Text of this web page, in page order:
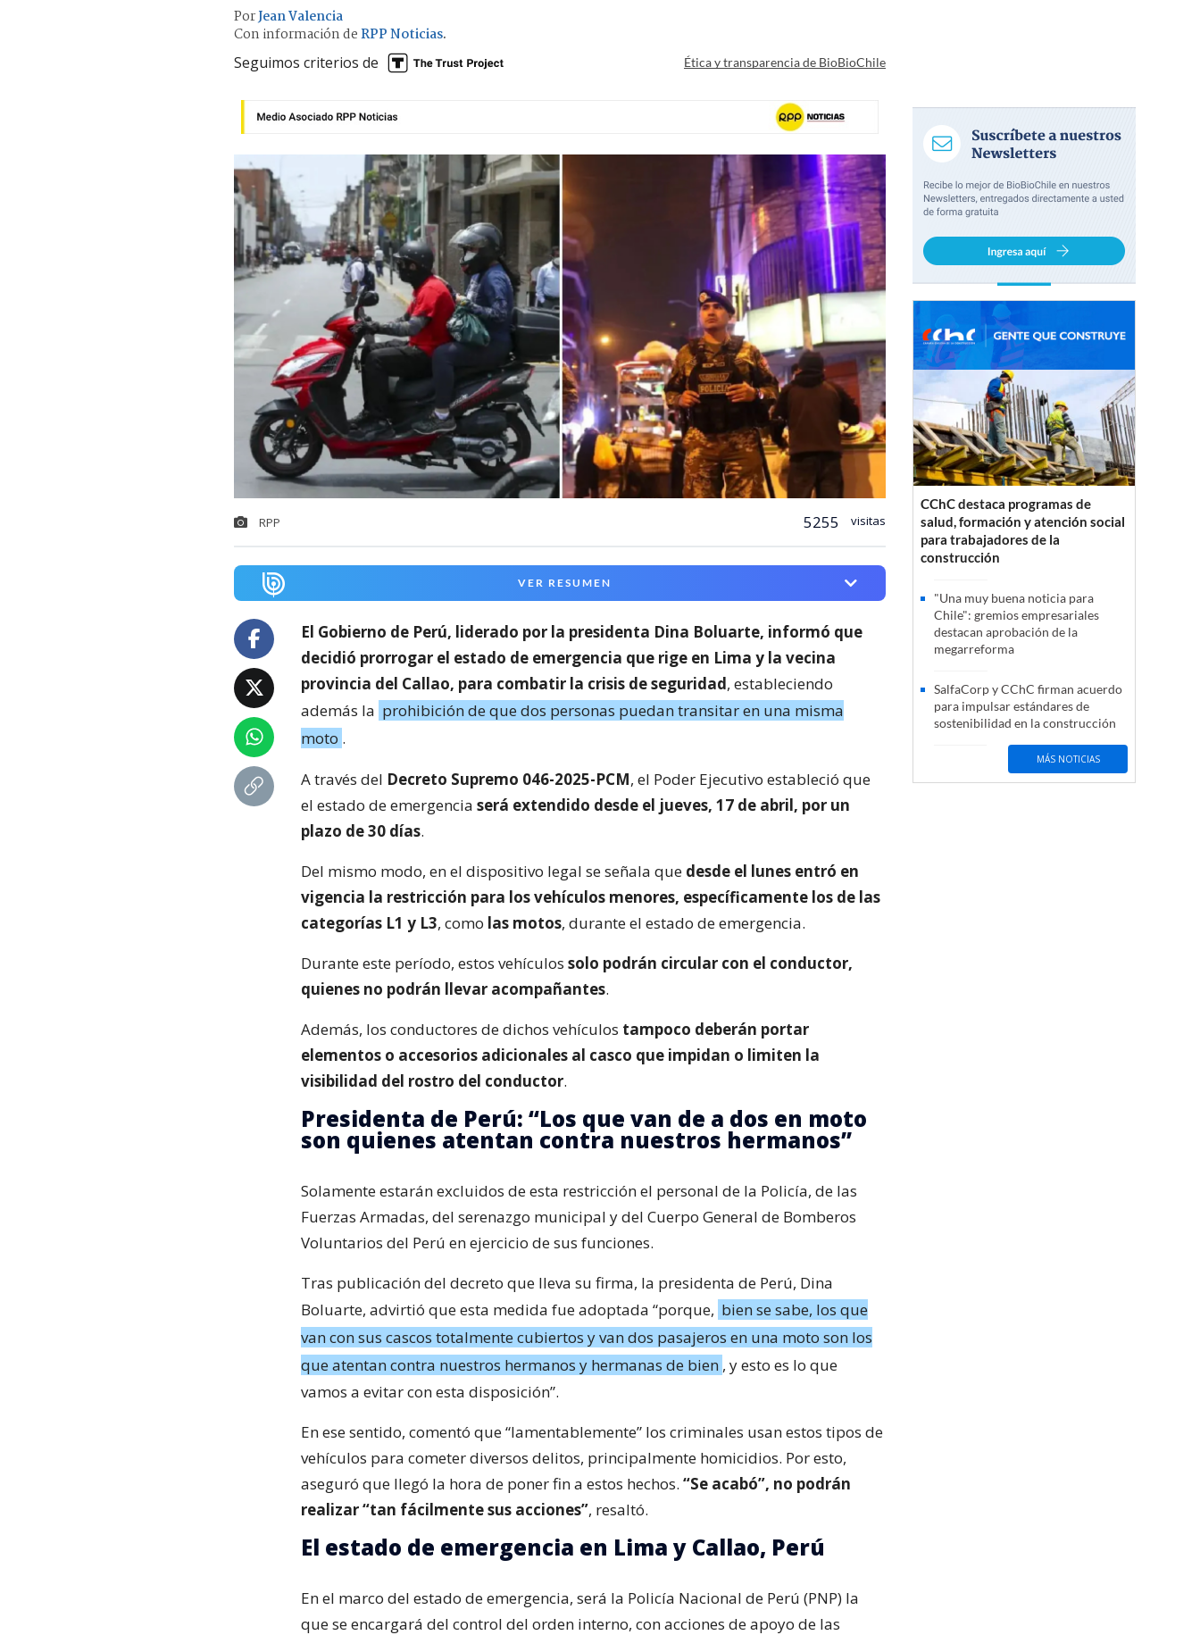
PorJean Valencia
Con información deRPP Noticias.
Seguimos criterios de Ética y transparencia de BioBioChile
RPP 5255 visitas
VER RESUMEN
El Gobierno de Perú, liderado por la presidenta Dina Boluarte, informó que
decidió prorrogar el estado de emergencia que rige en Lima y la vecina
provincia del Callao, para combatir la crisis de seguridad, estableciendo
además la prohibición de que dos personas puedan transitar en una misma
moto .
A través del Decreto Supremo 046-2025-PCM, el Poder Ejecutivo estableció que
el estado de emergencia será extendido desde el jueves, 17 de abril, por un
plazo de 30 días.
Del mismo modo, en el dispositivo legal se señala que desde el lunes entró en
vigencia la restricción para los vehículos menores, específicamente los de las
categorías L1 y L3, como las motos, durante el estado de emergencia.
Durante este período, estos vehículos solo podrán circular con el conductor,
quienes no podrán llevar acompañantes.
Además, los conductores de dichos vehículos tampoco deberán portar
elementos o accesorios adicionales al casco que impidan o limiten la
visibilidad del rostro del conductor.
Presidenta de Perú: “Los que van de a dos en moto
son quienes atentan contra nuestros hermanos”
Solamente estarán excluidos de esta restricción el personal de la Policía, de las
Fuerzas Armadas, del serenazgo municipal y del Cuerpo General de Bomberos
Voluntarios del Perú en ejercicio de sus funciones.
Tras publicación del decreto que lleva su firma, la presidenta de Perú, Dina
Boluarte, advirtió que esta medida fue adoptada “porque, bien se sabe, los que
van con sus cascos totalmente cubiertos y van dos pasajeros en una moto son los
que atentan contra nuestros hermanos y hermanas de bien , y esto es lo que
vamos a evitar con esta disposición”.
En ese sentido, comentó que “lamentablemente” los criminales usan estos tipos de
vehículos para cometer diversos delitos, principalmente homicidios. Por esto,
aseguró que llegó la hora de poner fin a estos hechos. “Se acabó”, no podrán
realizar “tan fácilmente sus acciones”, resaltó.
El estado de emergencia en Lima y Callao, Perú
En el marco del estado de emergencia, será la Policía Nacional de Perú (PNP) la
que se encargará del control del orden interno, con acciones de apoyo de las
CChC destaca programas de
salud, formación y atención social
para trabajadores de la
construcción
"Una muy buena noticia para
Chile": gremios empresariales
destacan aprobación de la
megarreforma
SalfaCorp y CChC firman acuerdo
para impulsar estándares de
sostenibilidad en la construcción
MÁS NOTICIAS